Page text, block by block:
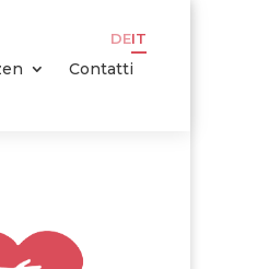
DEIT
Contatti